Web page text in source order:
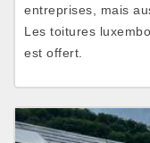
entreprises, mais
Les toitures
est offert.